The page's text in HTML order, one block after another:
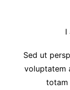
I
Sed ut
voluptatem
totam